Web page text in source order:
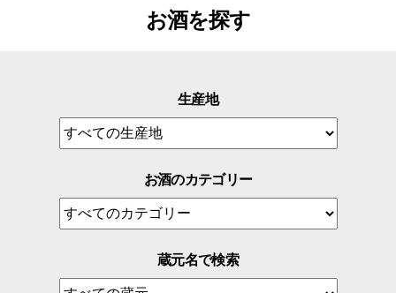
お酒を探す
生産地
お酒のカテゴリー
蔵元名で検索